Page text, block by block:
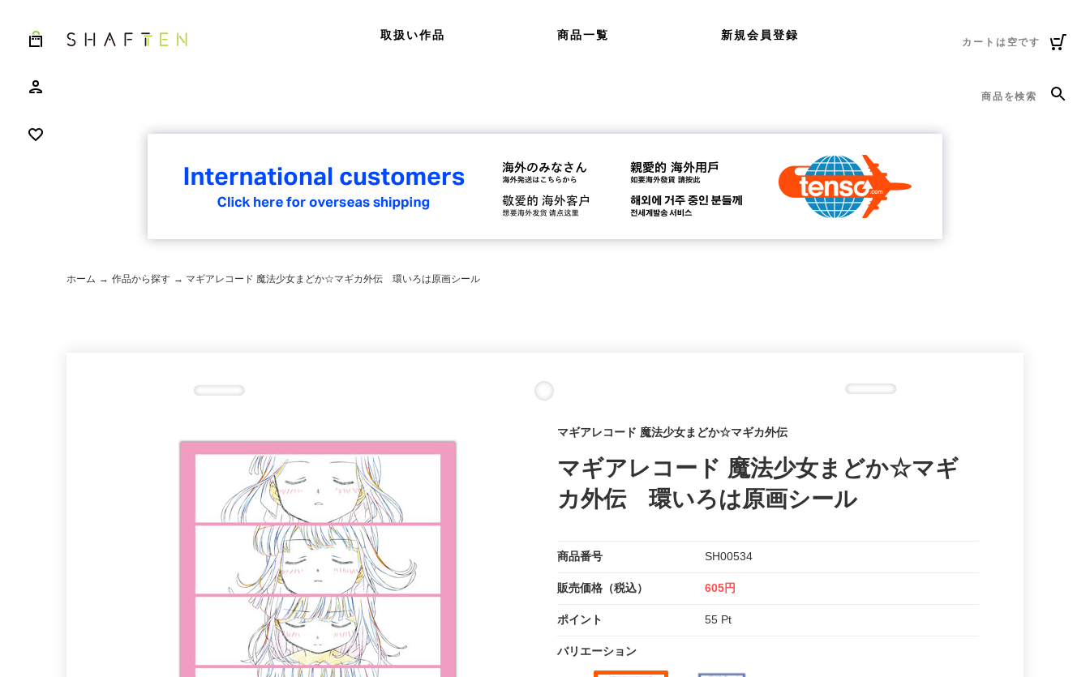
取扱い作品 商品一覧 新規会員登録
カートは空です
商品を検索
ホーム → 作品から探す → マギアレコード 魔法少女まどか☆マギカ外伝 環いろは原画シール
マギアレコード 魔法少女まどか☆マギカ外伝
マギアレコード 魔法少女まどか☆マギ
カ外伝 環いろは原画シール
商品番号 SH00534
販売価格（税込） 605円
ポイント 55 Pt
バリエーション